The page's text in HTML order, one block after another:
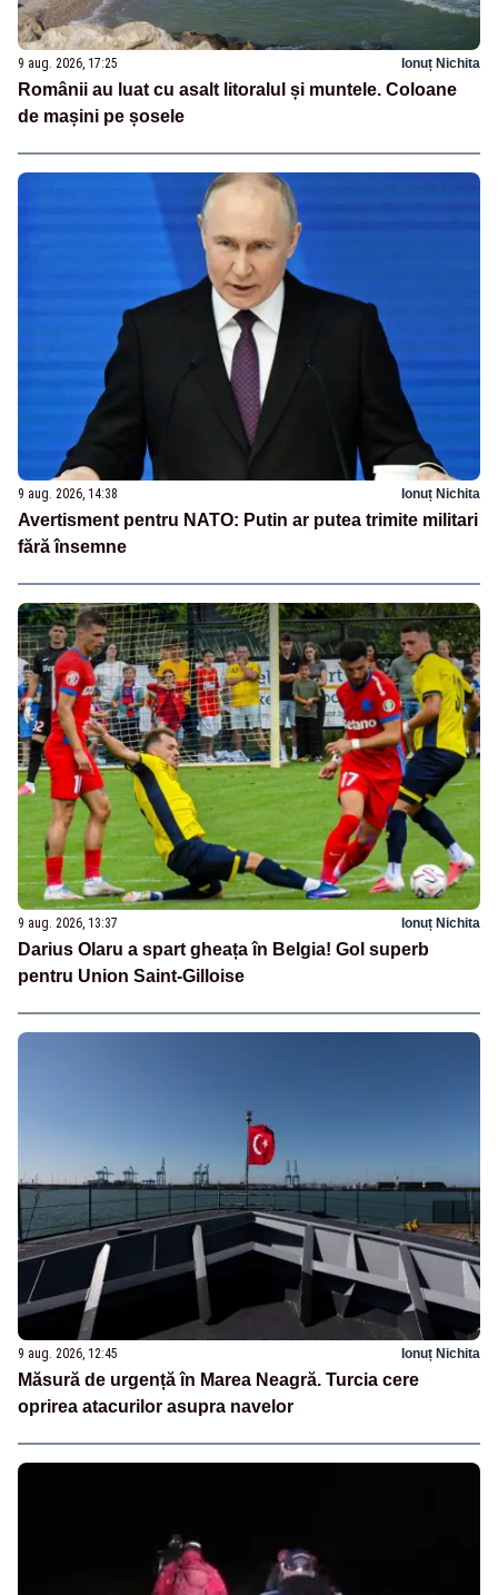
9 aug. 2026, 17:25 Ionuț Nichita
Românii au luat cu asalt litoralul și muntele. Coloane
de mașini pe șosele
9 aug. 2026, 14:38 Ionuț Nichita
Avertisment pentru NATO: Putin ar putea trimite militari
fără însemne
9 aug. 2026, 13:37 Ionuț Nichita
Darius Olaru a spart gheața în Belgia! Gol superb
pentru Union Saint-Gilloise
9 aug. 2026, 12:45 Ionuț Nichita
Măsură de urgență în Marea Neagră. Turcia cere
oprirea atacurilor asupra navelor